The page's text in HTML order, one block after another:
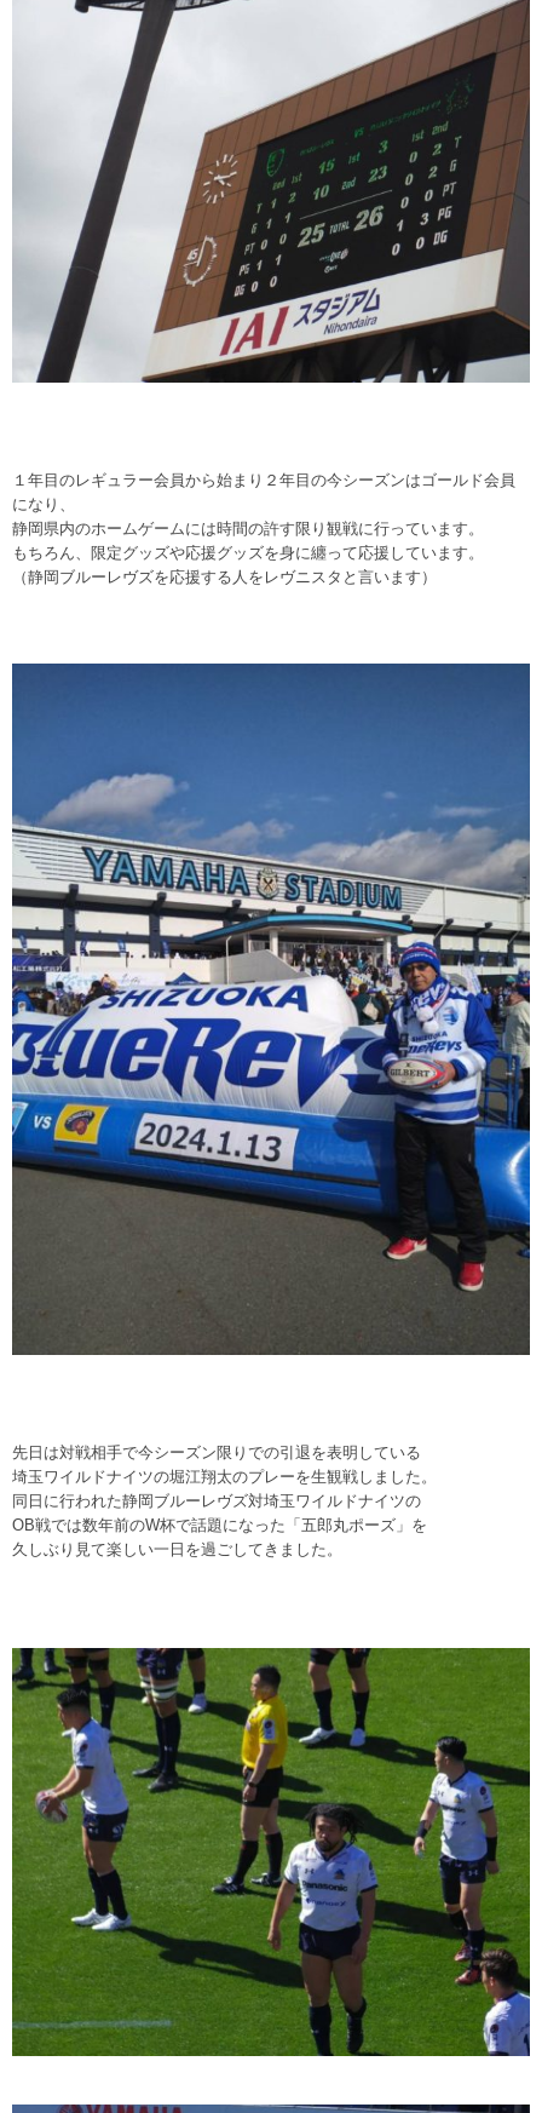
１年目のレギュラー会員から始まり２年目の今シーズンはゴールド会員
になり、
静岡県内のホームゲームには時間の許す限り観戦に行っています。
もちろん、限定グッズや応援グッズを身に纏って応援しています。
（静岡ブルーレヴズを応援する人をレヴニスタと言います）
先日は対戦相手で今シーズン限りでの引退を表明している
埼玉ワイルドナイツの堀江翔太のプレーを生観戦しました。
同日に行われた静岡ブルーレヴズ対埼玉ワイルドナイツの
OB戦では数年前のW杯で話題になった「五郎丸ポーズ」を
久しぶり見て楽しい一日を過ごしてきました。